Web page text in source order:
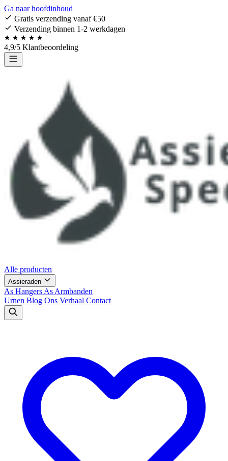
Ga naar hoofdinhoud
Gratis verzending vanaf €50
Verzending binnen 1-2 werkdagen
4,9/5 Klantbeoordeling
Alle producten
Assieraden
As Hangers As Armbanden
Urnen Blog Ons Verhaal Contact